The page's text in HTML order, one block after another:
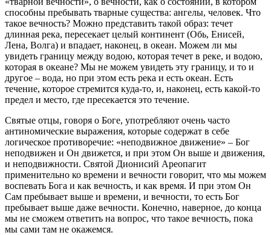
способны пребывать тварные существа: ангелы, человек. Что
такое вечность? Можно представить такой образ: течет
длинная река, пересекает целый континент (Обь, Енисей,
Лена, Волга) и впадает, наконец, в океан. Можем ли мы
увидеть границу между водою, которая течет в реке, и водою,
которая в океане? Мы не можем увидеть эту границу, и то и
другое – вода, но при этом есть река и есть океан. Есть
течение, которое стремится куда-то, и, наконец, есть какой-то
предел и место, где пресекается это течение.
Святые отцы, говоря о Боге, употребляют очень часто
антиномические выражения, которые содержат в себе
логическое противоречие: «неподвижное движение» – Бог
неподвижен и Он движется, и при этом Он выше и движения,
и неподвижности. Святой Дионисий Ареопагит
применительно ко времени и вечности говорит, что мы можем
воспевать Бога и как вечность, и как время. И при этом Он
Сам пребывает выше и времени, и вечности, то есть Бог
пребывает выше даже вечности. Конечно, наверное, до конца
мы не сможем ответить на вопрос, что такое вечность, пока
мы сами там не окажемся.